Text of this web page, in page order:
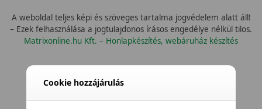
A weboldal teljes képi és szöveges tartalma jogvédelem alatt áll!
– Ezek felhasználása a jogtulajdonos írásos engedélye nélkül tilos.
Matrixonline.hu Kft. – Honlapkészítés, webáruház készítés
Cookie hozzájárulás